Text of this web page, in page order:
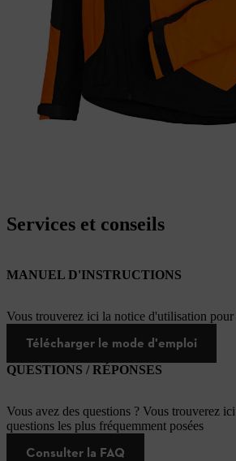
Services et conseils
MANUEL D'INSTRUCTIONS
Vous trouverez ici la notice d'utilisation
Télécharger le mode d'emploi
QUESTIONS / RÉPONSES
Vous avez des questions ? Vous trouverez
questions les plus fréquemment posées
Consulter la FAQ